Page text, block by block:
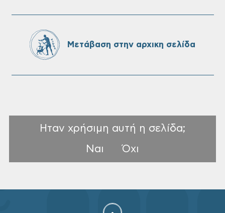
πίνακες της προκήρυξης ΣΟΧ 3/2026 του
Μετάβαση στην αρχικη σελίδα
Ηταν χρήσιμη αυτή η σελίδα;
Ναι
Όχι